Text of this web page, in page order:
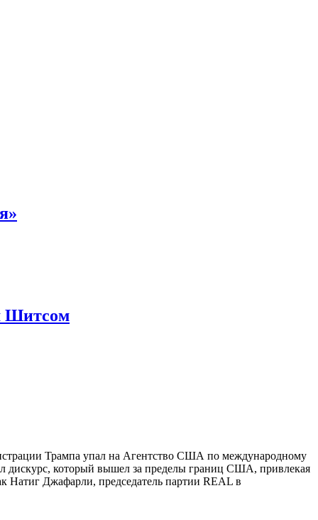
Шитсом
Трампа упал на Агентство США по международному
дискурс, который вышел за пределы границ США, привлекая
Натиг Джафарли, председатель партии REAL в